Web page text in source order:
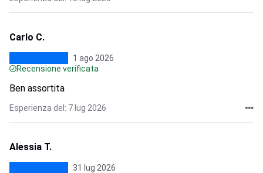
Carlo C.
1 ago 2026
Recensione verificata
Ben assortita
Esperienza del: 7 lug 2026
Alessia T.
31 lug 2026